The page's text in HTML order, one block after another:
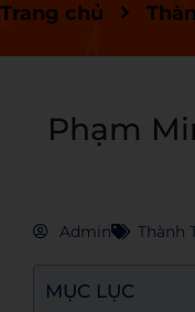
Trang chủ
Phạm
Admin Thành
MỤC LỤC